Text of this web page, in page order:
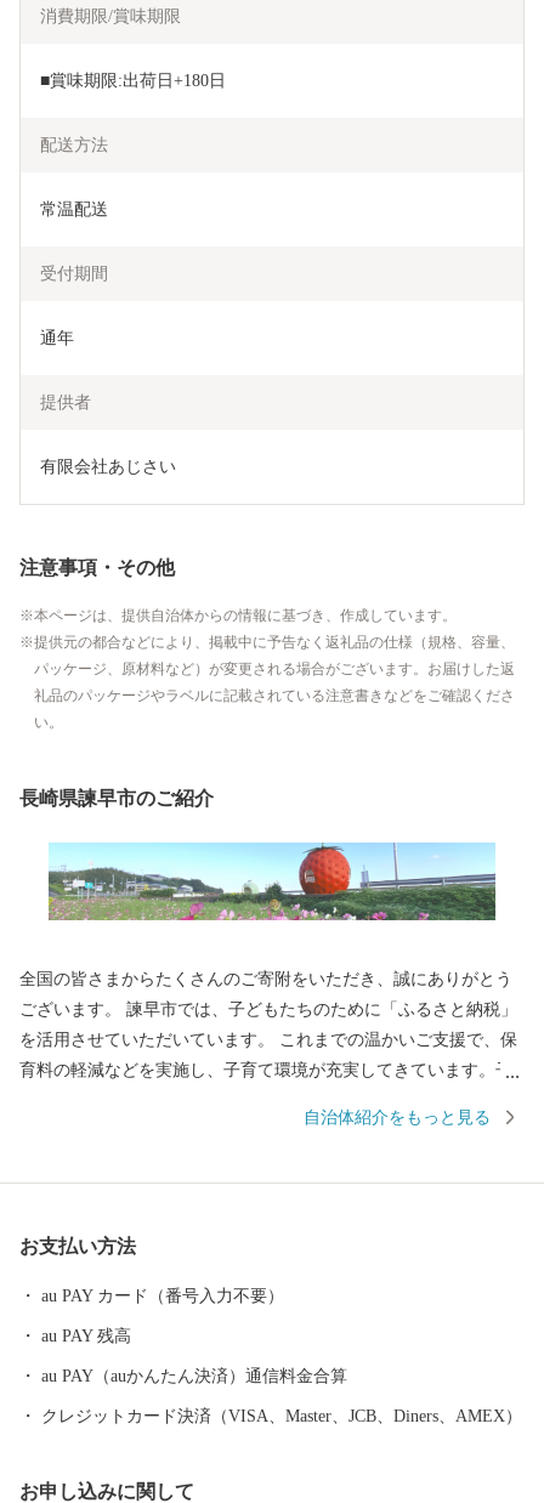
消費期限/賞味期限
■賞味期限:出荷日+180日
配送方法
常温配送
受付期間
通年
提供者
有限会社あじさい
注意事項・その他
本ページは、提供自治体からの情報に基づき、作成しています。
提供元の都合などにより、掲載中に予告なく返礼品の仕様（規格、容量、
パッケージ、原材料など）が変更される場合がございます。お届けした返
礼品のパッケージやラベルに記載されている注意書きなどをご確認くださ
い。
長崎県諫早市のご紹介
全国の皆さまからたくさんのご寄附をいただき、誠にありがとう
ございます。 諫早市では、子どもたちのために「ふるさと納税」
を活用させていただいています。 これまでの温かいご支援で、保
育料の軽減などを実施し、子育て環境が充実してきています。子
るため、皆さまからの応援を心よりお待ちしております。 この
しております。 ふるさと諫早と、そこで遊ぶ子どもたちの笑顔を
問い合わせは下記へ お問合せ先：諫早市ふるさと納税サポート室
TEL:050-8890-9461（受付時間：平日10：00～17：00） FAX:0957-
自治体紹介をもっと見る
お支払い方法
au PAY カード（番号入力不要）
au PAY 残高
au PAY（auかんたん決済）通信料金合算
クレジットカード決済（VISA、Master、JCB、Diners、AMEX）
お申し込みに関して